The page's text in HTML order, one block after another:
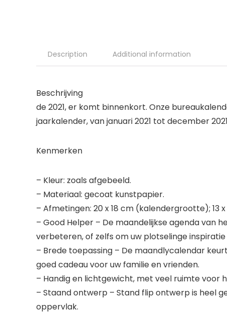
Description Additional information
Beschrijving
de 2021, er komt binnenkort. Onze
jaarkalender, van januari 2021 tot december
Kenmerken
– Kleur: zoals afgebeeld.
– Materiaal: gecoat kunstpapier.
– Afmetingen: 20 x 18 cm (kalendergrootte); 13
– Good Helper – De maandelijkse agenda van
verbeteren, of zelfs om uw plotselinge
– Brede toepassing – De maandlycalendar
goed cadeau voor uw familie en vrienden.
– Handig en lichtgewicht, met veel ruimte voor
– Staand ontwerp – Stand flip ontwerp is heel
oppervlak.